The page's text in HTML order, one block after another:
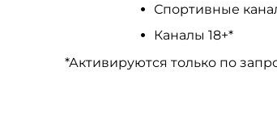
Спортивные
Каналы 18+*
*Активируются только по